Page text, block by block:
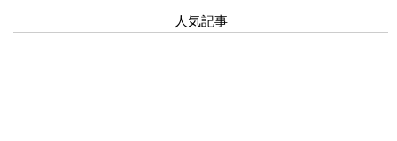
人気記事